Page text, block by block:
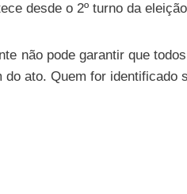
desde o 2º turno da
não pode garantir que
ato. Quem for identificado